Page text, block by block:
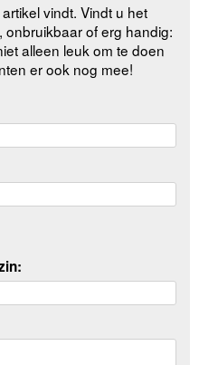
vindt. Vindt u het
onbruikbaar of erg handig:
alleen leuk om te doen
er ook nog mee!